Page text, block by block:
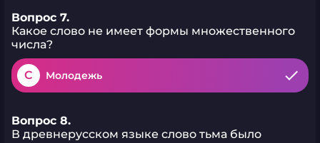
Вопрос 7.
Какое слово не имеет формы множественного
числа?
C Молодежь
Вопрос 8.
В древнерусском языке слово тьма было